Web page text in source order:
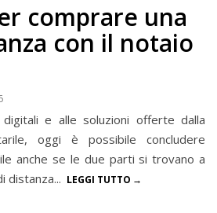
comprare una
con il notaio
e alle soluzioni offerte dalla
oggi è possibile concludere
anche se le due parti si trovano a
distanza... LEGGI TUTTO